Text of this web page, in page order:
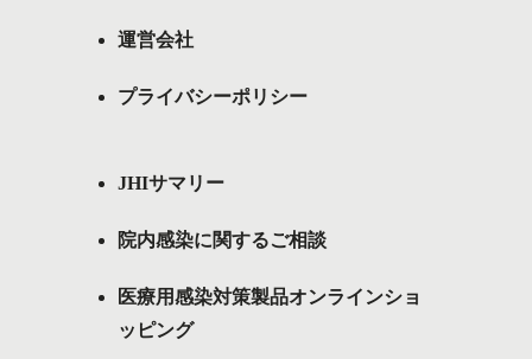
運営会社
プライバシーポリシー
JHIサマリー
院内感染に関するご相談
医療用感染対策製品オンラインショ
ッピング